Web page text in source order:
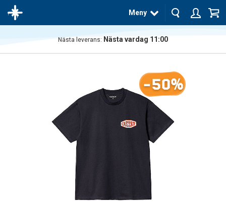
Meny
Nästa leverans: Nästa vardag 11:00
-50%